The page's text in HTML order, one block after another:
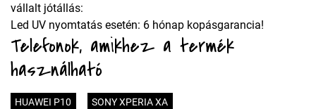
vállalt jótállás:
Led UV nyomtatás esetén: 6 hónap kopásgarancia!
Telefonok, amikhez a termék
használható
HUAWEI P10 SONY XPERIA XA